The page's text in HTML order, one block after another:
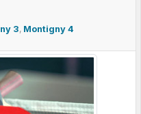
3 Montigny 4